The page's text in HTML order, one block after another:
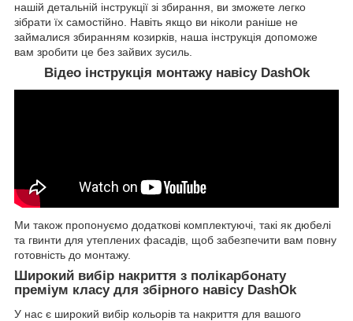
нашій детальній інструкції зі збирання, ви зможете легко
зібрати їх самостійно. Навіть якщо ви ніколи раніше не
займалися збиранням козирків, наша інструкція допоможе
вам зробити це без зайвих зусиль.
Відео інструкція монтажу навісу DashOk
Ми також пропонуємо додаткові комплектуючі, такі як дюбелі
та гвинти для утеплених фасадів, щоб забезпечити вам повну
готовність до монтажу.
Широкий вибір накриття з полікарбонату
преміум класу для збірного навісу DashOk
У нас є широкий вибір кольорів та накриття для вашого